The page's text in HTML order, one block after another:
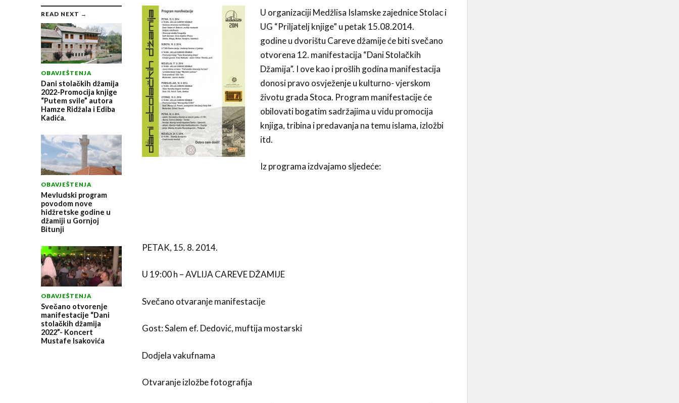
READ NEXT →
OBAVJEŠTENJA
Dani stolačkih džamija
2022-Promocija knjige
“Putem svile” autora
Hamze Ridžala i Ediba
Kadića.
OBAVJEŠTENJA
Mevludski program
povodom nove
hidžretske godine u
džamiji u Gornjoj
Bitunji
OBAVJEŠTENJA
Svečano otvorenje
manifestacije “Dani
stolačkih džamija
2022”- Koncert
Mustafe Isakovića
U organizaciji Medžlisa Islamske zajednice Stolac i
UG “Priljatelj knjige” u petak 15.08.2014.
godine u dvorištu Careve džamije će biti svečano
otvorena 12. manifestacija “Dani Stolačkih
Džamija”. I ove kao i prošlih godina manifestacija
donosi pravo osvježenje u kulturno- vjerskom
životu grada Stoca. Program manifestacije će
obilovati bogatim sadržajima u vidu promocija
knjiga, tribina i predavanja na temu islama, izložbi
itd.
Iz programa izdvajamo sljedeće:
PETAK, 15. 8. 2014.
U 19:00 h – AVLIJA CAREVE DŽAMIJE
Svečano otvaranje manifestacije
Gost: Salem ef. Dedović, muftija mostarski
Dodjela vakufnama
Otvaranje izložbe fotografija